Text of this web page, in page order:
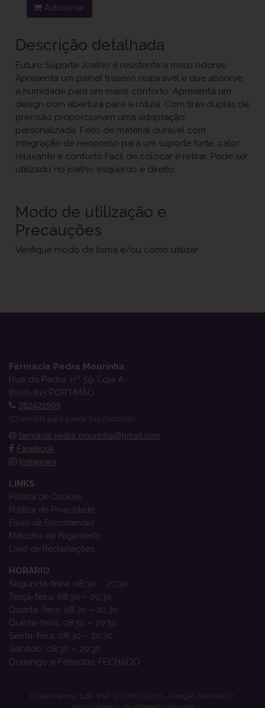
Adicionar
Descrição detalhada
Futuro Suporte Joelho é resistente a maus odores.
Apresenta um painel traseiro respirável e que absorve
a humidade para um maior conforto. Apresenta um
design com abertura para a rótula. Com tiras duplas de
precisão proporcionam uma adaptação
personalizada. Feito de material durável com
integração de neopreno para um suporte forte, calor
relaxante e conforto Fácil de colocar e retirar. Pode ser
utilizado no joelho esquerdo e direito.
Modo de utilização e
Precauções
Verifique modo de toma e/ou como utilizar
Farmácia Pedra Mourinha
Rua da Pedra, nº 59, Loja A
8500-815 PORTIMÃO
282422909
(Chamada para a rede fixa nacional)
farmacia.pedra.mourinha@gmail.com
Facebook
Instagram
LINKS
Política de Cookies
Política de Privacidade
Envio de Encomendas
Métodos de Pagamento
Livro de Reclamações
HORÁRIO
Segunda-feira: 08:30 – 20:30
Terça-feira: 08:30 – 20:30
Quarta-feira: 08:30 – 20:30
Quinta-feira: 08:30 – 20:30
Sexta-feira: 08:30 – 20:30
Sábado: 08:30 – 20:30
Domingo e Feriados: FECHADO
Oceanifarma, Lda. (NIF 507 665 970) - Direção Técnica Dr.